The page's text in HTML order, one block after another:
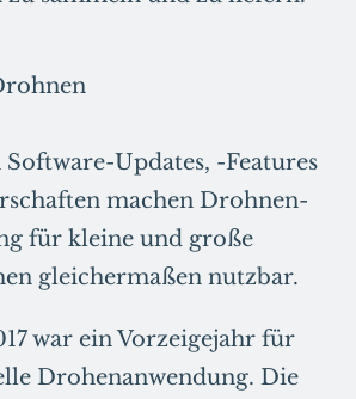
Software-Updates, -Features
machen Drohnen-
für kleine und große
gleichermaßen nutzbar.
war ein Vorzeigejahr für
Drohenanwendung. Die